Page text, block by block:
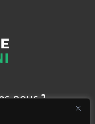
nous ?